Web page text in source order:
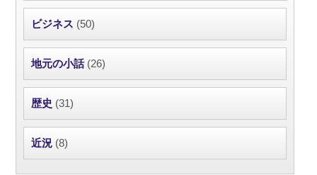
ビジネス (50)
地元の小話(26)
歴史 (31)
近況 (8)